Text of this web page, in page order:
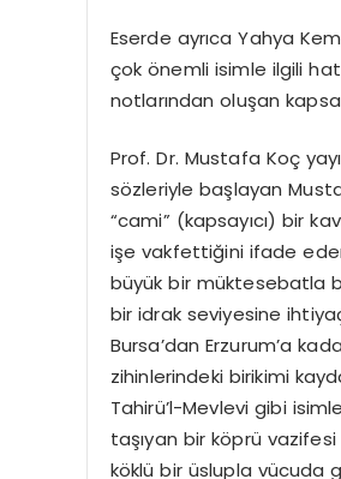
Eserde ayrıca Yahya
çok önemli isimle ilgili
notlarından oluşan
Prof. Dr. Mustafa Koç
sözleriyle başlayan
“cami” (kapsayıcı) bir
işe vakfettiğini ifade
büyük bir müktesebatla
bir idrak seviyesine
Bursa’dan Erzurum’a
zihinlerindeki birikimi
Tahirü’l-Mevlevi gibi
taşıyan bir köprü
köklü bir üslupla vücuda